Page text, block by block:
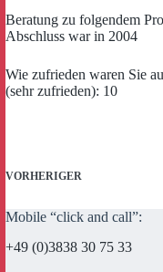
Beratung zu folgendem
Abschluss war in 2004
Wie zufrieden waren Sie
(sehr zufrieden): 10
VORHERIGER
Mobile “click and call”:
+49 (0)3838 30 75 33